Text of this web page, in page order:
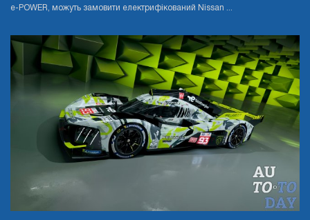
e-POWER, можуть замовити електрифікований Nissan ...